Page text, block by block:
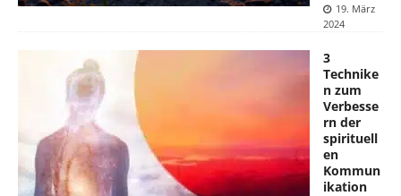
19. März
2024
3
Technike
n zum
Verbesse
rn der
spirituell
en
Kommun
ikation